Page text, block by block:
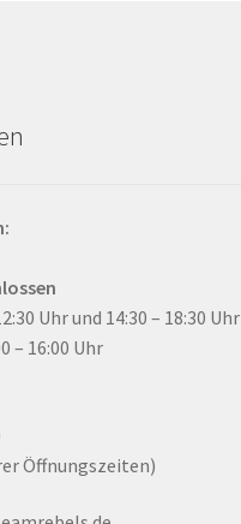
Uhr und 14:30 – 18:30 Uhr
– 16:00 Uhr
Öffnungszeiten)